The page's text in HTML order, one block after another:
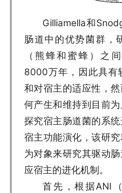
Gilliamella和
肠道中的优势菌群，
（熊蜂和蜜蜂）之
8000万年，因此具有
和对宿主的适应性，
何产生和维持到目前
探究宿主肠道菌的系
宿主功能演化，该研
为对象来研究其驱动
应宿主的进化机制。
首先，根据ANI